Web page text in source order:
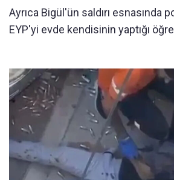
Ayrıca Bigül'ün saldırı esnasında
EYP'yi evde kendisinin yaptığı